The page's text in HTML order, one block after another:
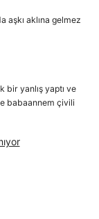
aşkı aklına gelmez
bir yanlış yaptı ve
babaannem çivili